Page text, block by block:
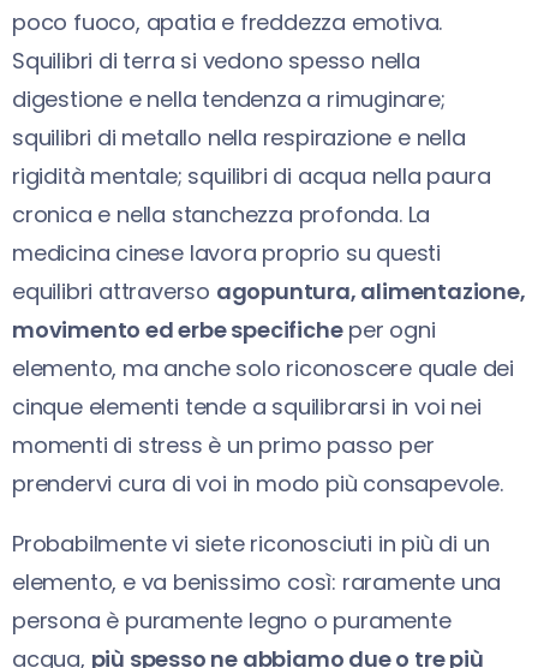
poco fuoco, apatia e freddezza emotiva.
Squilibri di terra si vedono spesso nella
digestione e nella tendenza a rimuginare;
squilibri di metallo nella respirazione e nella
rigidità mentale; squilibri di acqua nella paura
cronica e nella stanchezza profonda. La
medicina cinese lavora proprio su questi
equilibri attraverso agopuntura, alimentazione,
movimento ed erbe specificheper ogni
elemento, ma anche solo riconoscere quale dei
cinque elementi tende a squilibrarsi in voi nei
momenti di stress è un primo passo per
prendervi cura di voi in modo più consapevole.
Probabilmente vi siete riconosciuti in più di un
elemento, e va benissimo così: raramente una
persona è puramente legno o puramente
acqua, più spesso ne abbiamo due o tre più